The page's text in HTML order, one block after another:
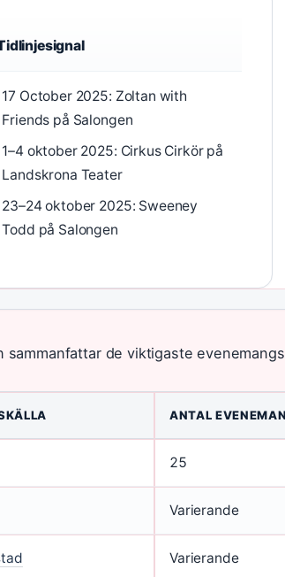
17 October 2025: Zoltan with
Friends på Salongen
1–4 oktober 2025: Cirkus Cirkör på
Landskrona Teater
23–24 oktober 2025: Sweeney
Todd på Salongen
sammanfattar de viktigaste
ANTAL
25
Varierande
Varierande